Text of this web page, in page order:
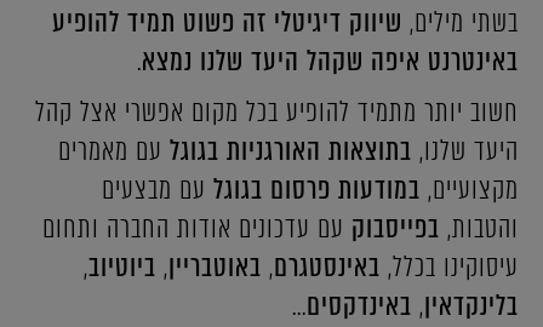
בשתי מילים, שיווק דיגיטלי זה פשוט תמיד להופיע
באינטרנט איפה שקהל היעד שלנו נמצא.
חשוב יותר מתמיד להופיע בכל מקום אפשרי אצל קהל
היעד שלנו, בתוצאות האורגניות בגוגל עם מאמרים
מקצועיים, במודעות פרסום בגוגל עם מבצעים
והטבות, בפייסבוק עם עדכונים אודות החברה ותחום
עיסוקינו בכלל, באינסטגרם, באוטבריין, ביוטיוב,
בלינקדאין, באינדקסים...